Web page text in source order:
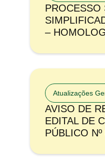
PROCESSO
–
Atualizações
AVISO DE
EDITAL DE
PÚBLICO